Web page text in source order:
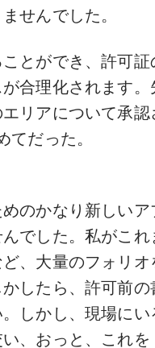
せんでした。
とができ、許可
合理化されます
リアについて承
だった。
のかなり新しい
でした。私がこ
、大量のフォリ
したら、許可前
しかし、現場に
、おっと、これ